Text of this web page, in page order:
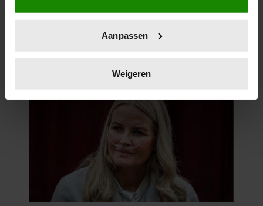
locatie, die tot een paar meter nauwkeurig kan zijn
scannen op specifieke eigenschappen (fingerprinting)
verwerkt en stel uw voorkeuren in het
intrekken in de Cookieverklaring.
We gebruiken cookies om content en advertenties te
personaliseren, om functies voor social media te bieden
en om ons websiteverkeer te analyseren. Ook delen we
informatie over uw gebruik van onze site met onze
partners voor social media, adverteren en analyse. Deze
partners kunnen deze gegevens combineren met andere
Aanpassen
Weigeren